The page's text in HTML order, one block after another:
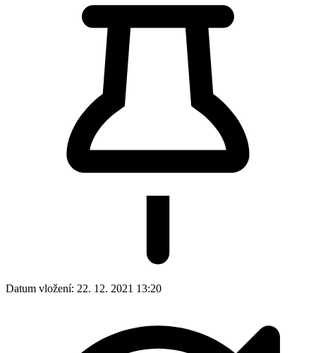
Datum vložení: 22. 12. 2021 13:20